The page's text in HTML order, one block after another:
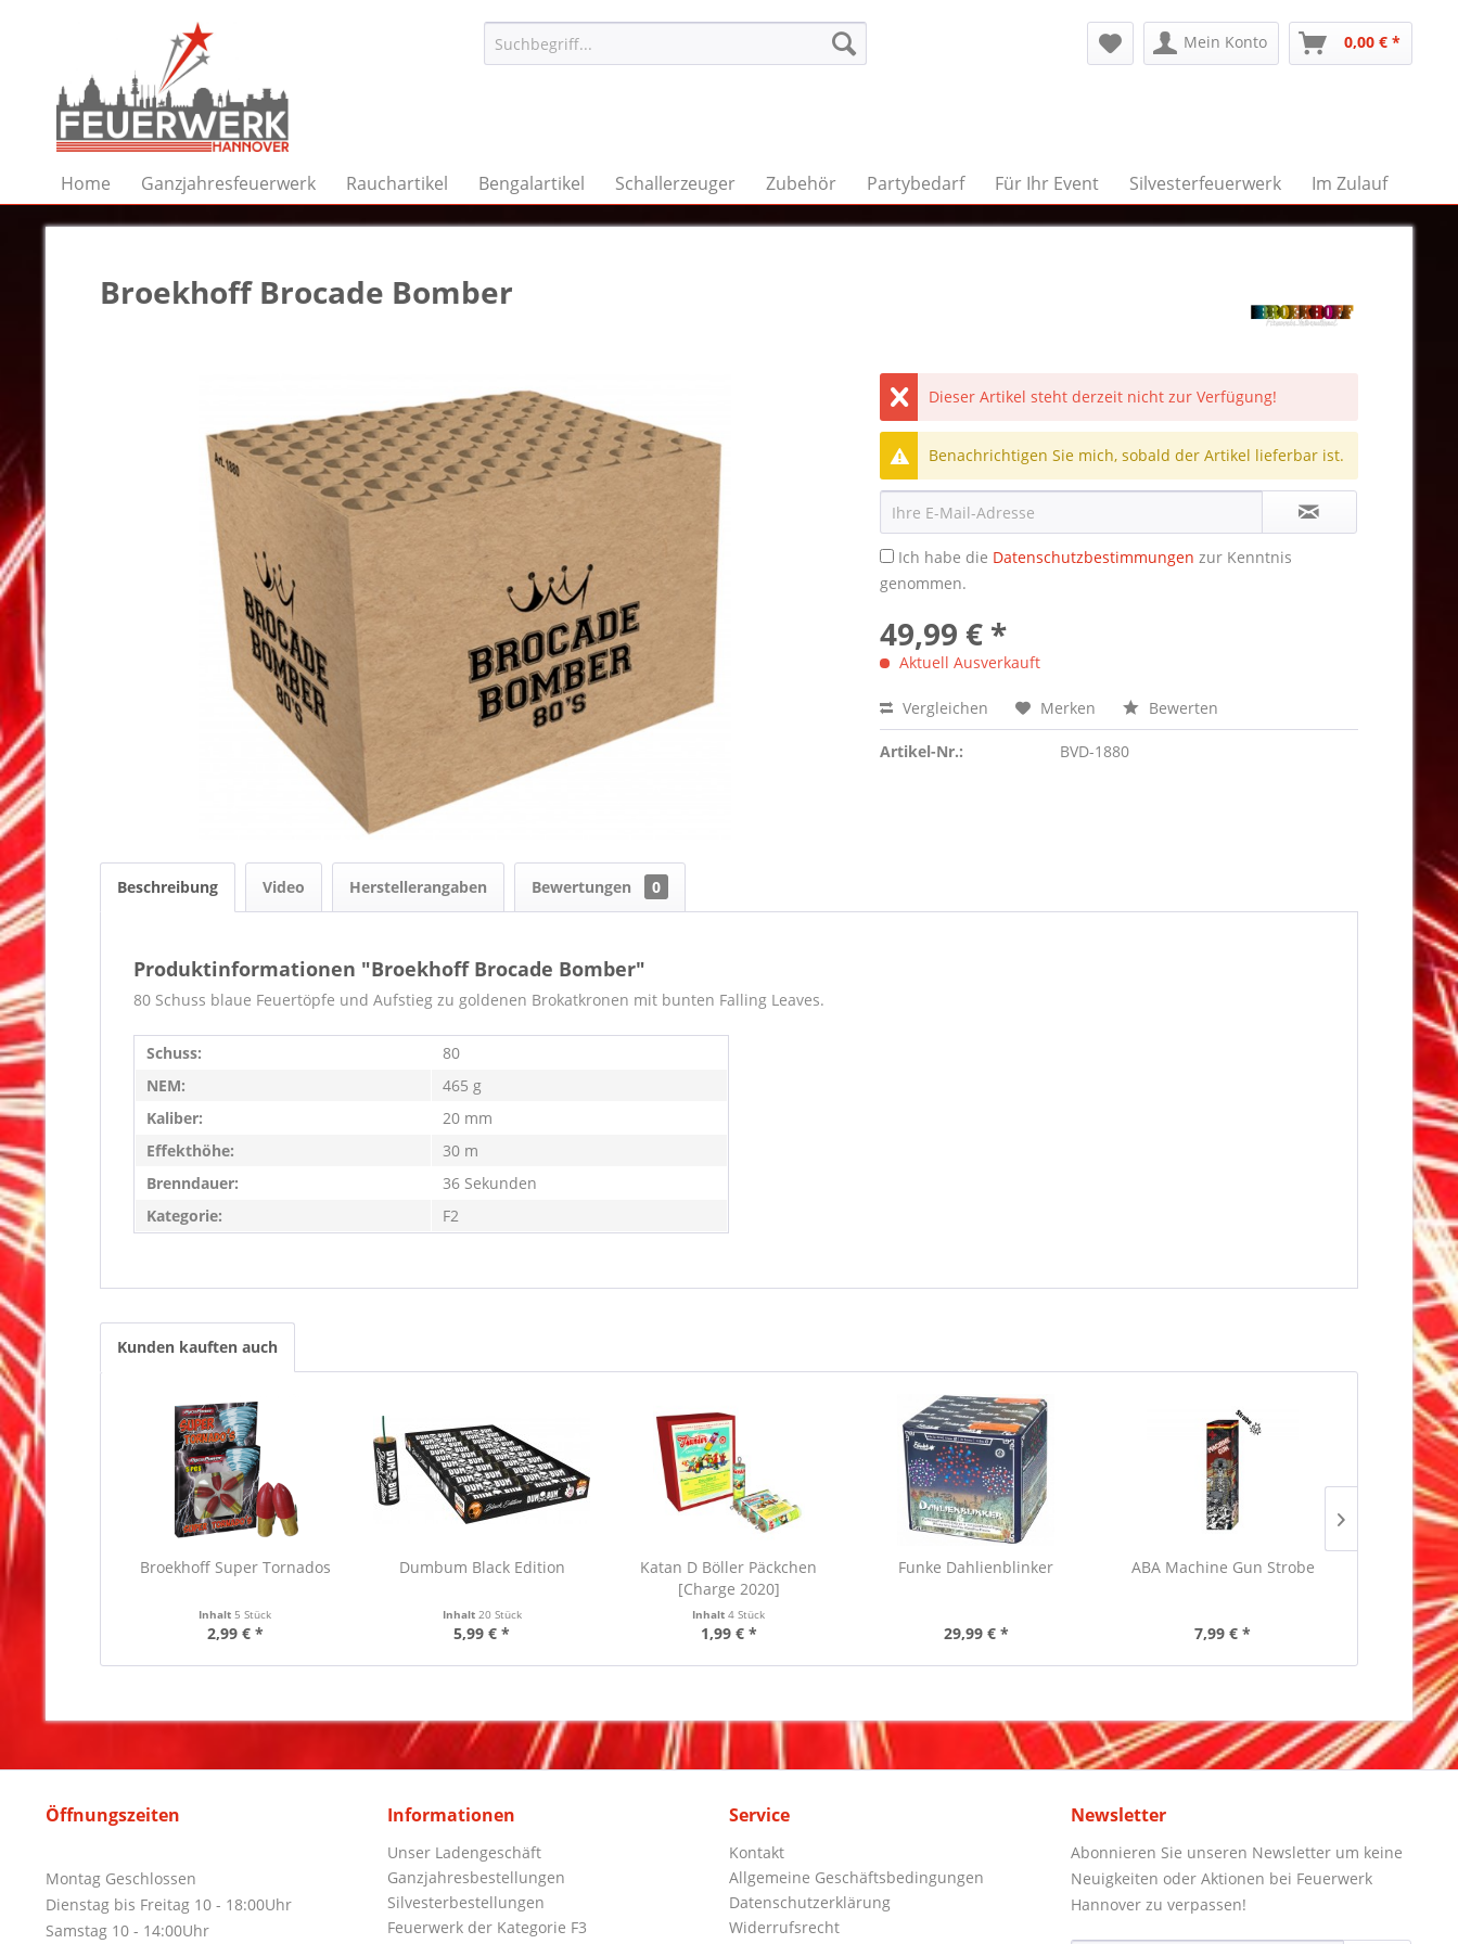
Mein Konto 0,00 € *
Home Ganzjahresfeuerwerk Rauchartikel Bengalartikel Schallerzeuger Zubehör Partybedarf Für Ihr Event Silvesterfeuerwerk Im Zulauf
Broekhoff Brocade Bomber
Dieser Artikel steht derzeit nicht zur Verfügung!
Benachrichtigen Sie mich, sobald der Artikel lieferbar ist.
Ich habe die Datenschutzbestimmungen zur Kenntnis
genommen.
49,99 € *
Aktuell Ausverkauft
Vergleichen Merken Bewerten
Artikel-Nr.: BVD-1880
Beschreibung Video Herstellerangaben Bewertungen 0
Produktinformationen "Broekhoff Brocade Bomber"
80 Schuss blaue Feuertöpfe und Aufstieg zu goldenen Brokatkronen mit bunten Falling Leaves.
Schuss:
80
NEM:
465 g
Kaliber:
20 mm
Effekthöhe:
30 m
Brenndauer:
36 Sekunden
Kategorie:
F2
Kunden kauften auch
Broekhoff Super Tornados
Inhalt5 Stück
2,99 € *
Dumbum Black Edition
Inhalt 20 Stück
5,99 € *
Katan D Böller Päckchen
[Charge 2020]
Inhalt4 Stück
1,99 € *
Funke Dahlienblinker
29,99 € *
ABA Machine Gun Strobe
7,99 € *
Öffnungszeiten
Montag Geschlossen
Dienstag bis Freitag 10 - 18:00Uhr
Samstag 10 - 14:00Uhr
Informationen
Unser Ladengeschäft
Ganzjahresbestellungen
Silvesterbestellungen
Feuerwerk der Kategorie F3
Service
Kontakt
Allgemeine Geschäftsbedingungen
Datenschutzerklärung
Widerrufsrecht
Newsletter
Abonnieren Sie unseren Newsletter um keine
Neuigkeiten oder Aktionen bei Feuerwerk
Hannover zu verpassen!